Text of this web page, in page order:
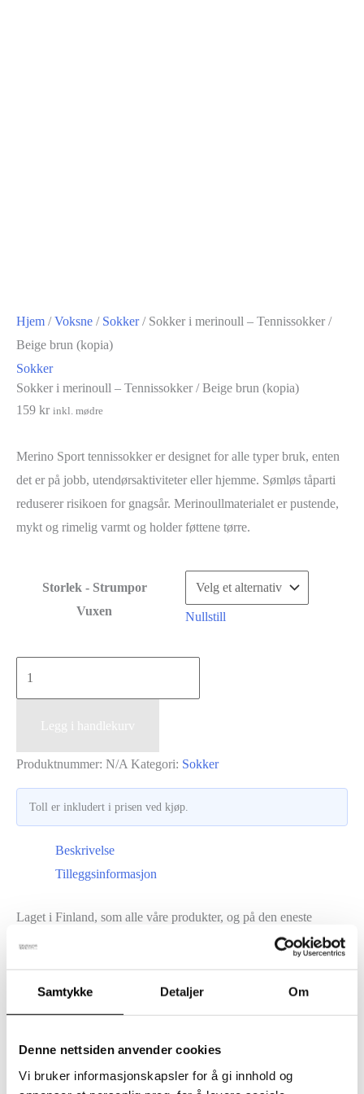
Samtykke Detaljer Om
Denne nettsiden anvender cookies
Vi bruker informasjonskapsler for å gi innhold og
Hjem /Voksne / Sokker/ Sokker i merinoull – Tennissokker /
Beige brun (kopia)
Sokker
Sokker i merinoull – Tennissokker / Beige brun (kopia)
159 kr inkl. mødre
Merino Sport tennissokker er designet for alle typer bruk, enten
det er på jobb, utendørsaktiviteter eller hjemme. Sømløs tåparti
reduserer risikoen for gnagsår. Merinoullmaterialet er pustende,
mykt og rimelig varmt og holder føttene tørre.
Storlek - Strumpor
Vuxen
Nullstill
Tennissokker
/
Beige
Legg i handlekurv
Produktnummer: N/A Kategori: Sokker
Toll er inkludert i prisen ved kjøp.
Beskrivelse
Tilleggsinformasjon
Laget i Finland, som alle våre produkter, og på den eneste
merinoull.
47 % polyamid
1 % elastan